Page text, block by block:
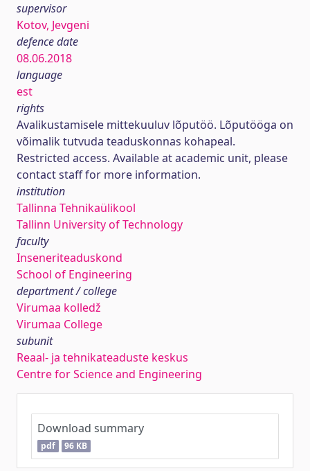
supervisor
Kotov, Jevgeni
defence date
08.06.2018
language
est
rights
Avalikustamisele mittekuuluv lõputöö. Lõputööga on
võimalik tutvuda teaduskonnas kohapeal.
Restricted access. Available at academic unit, please
contact staff for more information.
institution
Tallinna Tehnikaülikool
Tallinn University of Technology
faculty
Inseneriteaduskond
School of Engineering
department / college
Virumaa kolledž
Virumaa College
subunit
Reaal- ja tehnikateaduste keskus
Centre for Science and Engineering
Download summary
pdf 96 KB